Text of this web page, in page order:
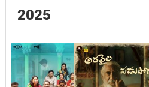
2025